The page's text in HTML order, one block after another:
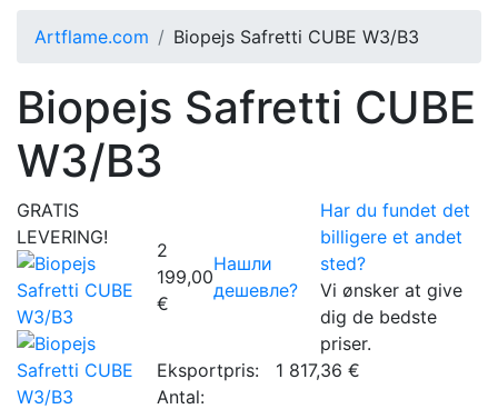
Artflame.com Biopejs Safretti CUBE W3/B3
Biopejs Safretti CUBE
W3/B3
GRATIS
LEVERING!
2
199,00
€
Нашли
дешевле?
Har du fundet det
billigere et andet
sted?
Vi ønsker at give
dig de bedste
priser.
Eksportpris:
1 817,36 €
Antal: